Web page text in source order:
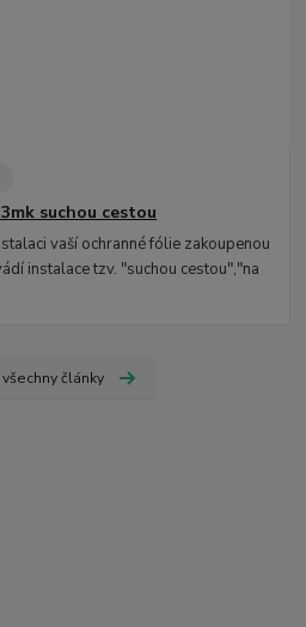
suchou cestou
vaší ochranné fólie zakoupenou
instalace tzv. "suchou cestou","na
články